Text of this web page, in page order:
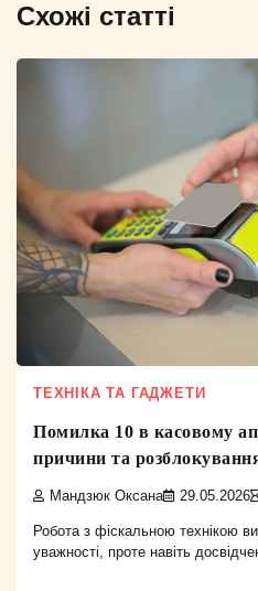
Схожі статті
ТЕХНІКА ТА ГАДЖЕТИ
Помилка 10 в касовому
причини та
Мандзюк Оксана 29.05.2026
Робота з фіскальною технікою
уважності, проте навіть